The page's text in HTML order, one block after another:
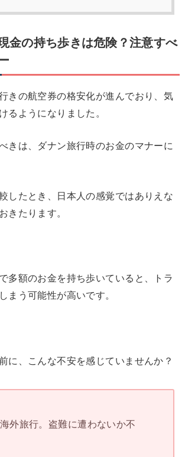
金の持ち歩きは危険？注意すべ
きの航空券の格安化が進んでおり、気
るようになりました。
きは、ダナン旅行時のお金のマナーに
したとき、日本人の感覚ではありえな
きたります。
多額のお金を持ち歩いていると、トラ
まう可能性が高いです。
に、こんな不安を感じていませんか？
外旅行。盗難に遭わないか不